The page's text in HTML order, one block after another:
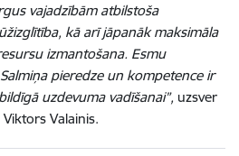
vajadzībām atbilstoša
kā arī jāpanāk maksimāla
izmantošana. Esmu
pieredze un kompetence ir
uzdevuma vadīšanai”, uzsver
Valainis.